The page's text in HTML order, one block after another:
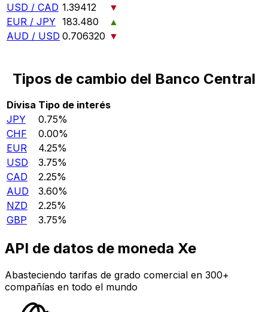
USD / CAD 1.39412
▼
EUR / JPY 183.480
▲
AUD / USD 0.706320 ▼
Tipos de cambio del Banco Central
Divisa Tipo de interés
JPY
0.75%
CHF
0.00%
EUR
4.25%
USD
3.75%
CAD
2.25%
AUD
3.60%
NZD
2.25%
GBP
3.75%
API de datos de moneda Xe
Abasteciendo tarifas de grado comercial en 300+
compañías en todo el mundo